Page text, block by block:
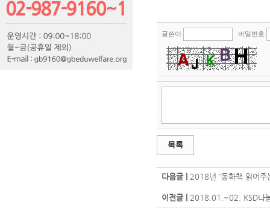
글쓴이 비밀번호
목록
다음글 | 2018년 '동화책 읽어주
이전글 | 2018.01.~02. KSD나